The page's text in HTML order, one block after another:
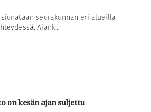
seurakunnan eri alueilla
Ajank...
on kesän ajan suljettu